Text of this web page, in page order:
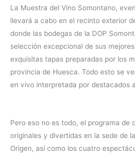
La Muestra del Vino Somontano,
llevará a cabo en el recinto exterior
donde las bodegas de la DOP
selección excepcional de sus
exquisitas tapas preparadas por los
provincia de Huesca. Todo esto se
en vivo interpretada por destacados
Pero eso no es todo, el programa de
originales y divertidas en la sede de
Origen, así como los cuatro